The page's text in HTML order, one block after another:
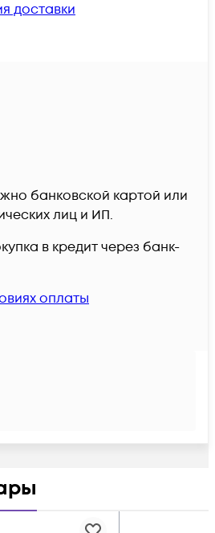
доставки
банковской картой или
лиц и ИП.
в кредит через банк-
оплаты